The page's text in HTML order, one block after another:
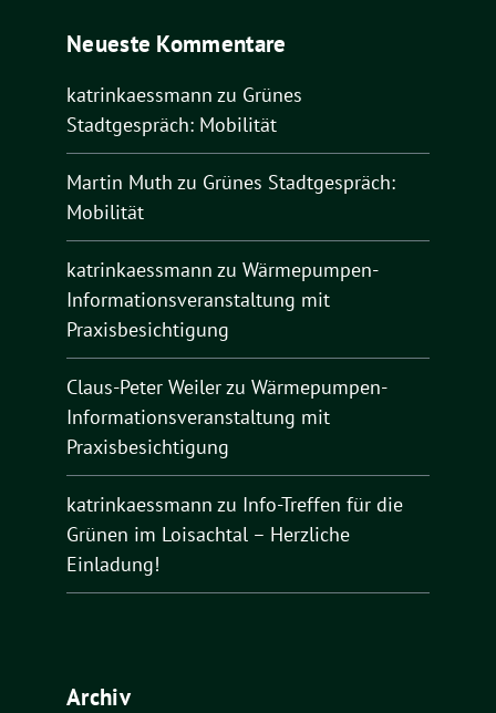
Neueste Kommentare
katrinkaessmann zu Grünes
Stadtgespräch: Mobilität
Martin Muth zu Grünes Stadtgespräch:
Mobilität
katrinkaessmann zu Wärmepumpen-
Informationsveranstaltung mit
Praxisbesichtigung
Claus-Peter Weilerzu Wärmepumpen-
Informationsveranstaltung mit
Praxisbesichtigung
katrinkaessmann zu Info-Treffen für die
Grünen im Loisachtal – Herzliche
Einladung!
Archiv